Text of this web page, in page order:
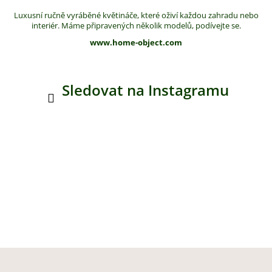
Luxusní ručně vyráběné květináče, které oživí každou zahradu nebo
interiér. Máme připravených několik modelů, podívejte se.
www.home-object.com
Sledovat na Instagramu
Z